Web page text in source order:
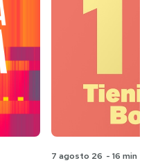
7 agosto 26 - 16 min